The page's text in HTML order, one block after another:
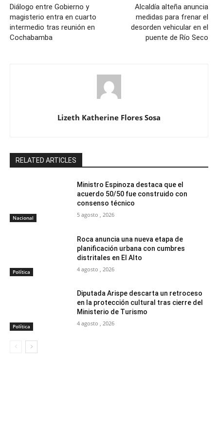
Diálogo entre Gobierno y
magisterio entra en cuarto
intermedio tras reunión en
Cochabamba
Alcaldía alteña anuncia
medidas para frenar el
desorden vehicular en el
puente de Río Seco
Lizeth Katherine Flores Sosa
RELATED ARTICLES
Nacional
Ministro Espinoza destaca que el
acuerdo 50/50 fue construido con
consenso técnico
5 agosto , 2026
Política
Roca anuncia una nueva etapa de
planificación urbana con cumbres
distritales en El Alto
4 agosto , 2026
Política
Diputada Arispe descarta un retroceso
en la protección cultural tras cierre del
Ministerio de Turismo
4 agosto , 2026